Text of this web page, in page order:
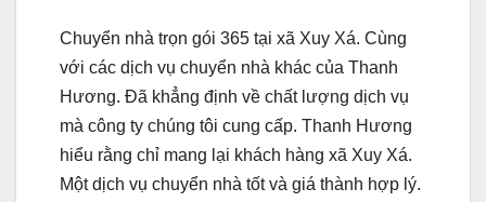
Chuyển nhà trọn gói 365 tại xã Xuy Xá. Cùng
với các dịch vụ chuyển nhà khác của Thanh
Hương. Đã khẳng định về chất lượng dịch vụ
mà công ty chúng tôi cung cấp. Thanh Hương
hiểu rằng chỉ mang lại khách hàng xã Xuy Xá.
Một dịch vụ chuyển nhà tốt và giá thành hợp lý.